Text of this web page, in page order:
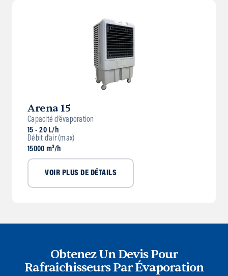
Arena 15
Capacité d’évaporation
15 - 20 L/h
Débit d’air (max)
15000 m³/h
VOIR PLUS DE DÉTAILS
Obtenez Un Devis Pour
Rafraîchisseurs Par Évaporation